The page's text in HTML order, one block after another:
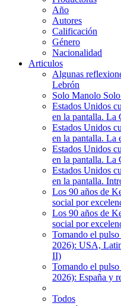
Año
Autores
Calificación
Género
Nacionalidad
Articulos
Algunas
Lebrón
Solo Manolo
Estados Unidos
en la pantalla. La
Estados Unidos
en la pantalla. La
Estados Unidos
en la pantalla. La
Estados Unidos
en la pantalla.
Los 90 años de
social por
Los 90 años de
social por
Tomando el
2026): USA,
II)
Tomando el
2026): España y
Todos